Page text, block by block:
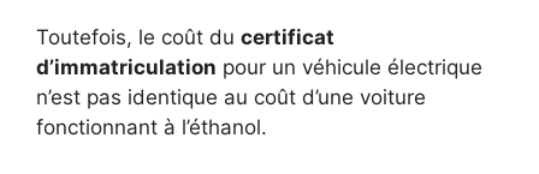
Toutefois, le coût du certificat
d’immatriculation pour un véhicule électrique
n’est pas identique au coût d’une voiture
fonctionnant à l’éthanol.